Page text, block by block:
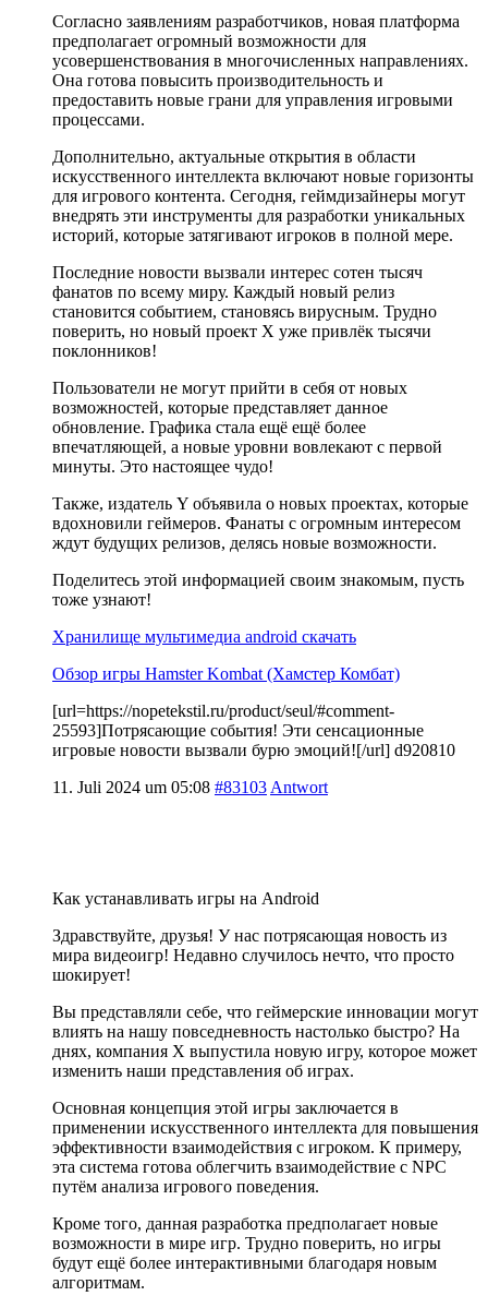
Согласно заявлениям разработчиков, новая платформа
предполагает огромный возможности для
усовершенствования в многочисленных направлениях.
Она готова повысить производительность и
предоставить новые грани для управления игровыми
процессами.
Дополнительно, актуальные открытия в области
искусственного интеллекта включают новые горизонты
для игрового контента. Сегодня, геймдизайнеры могут
внедрять эти инструменты для разработки уникальных
историй, которые затягивают игроков в полной мере.
Последние новости вызвали интерес сотен тысяч
фанатов по всему миру. Каждый новый релиз
становится событием, становясь вирусным. Трудно
поверить, но новый проект X уже привлёк тысячи
поклонников!
Пользователи не могут прийти в себя от новых
возможностей, которые представляет данное
обновление. Графика стала ещё ещё более
впечатляющей, а новые уровни вовлекают с первой
минуты. Это настоящее чудо!
Также, издатель Y объявила о новых проектах, которые
вдохновили геймеров. Фанаты с огромным интересом
ждут будущих релизов, делясь новые возможности.
Поделитесь этой информацией своим знакомым, пусть
тоже узнают!
Хранилище мультимедиа android скачать
Обзор игры Hamster Kombat (Хамстер Комбат)
[url=https://nopetekstil.ru/product/seul/#comment-
25593]Потрясающие события! Эти сенсационные
игровые новости вызвали бурю эмоций![/url] d920810
11. Juli 2024 um 05:08 #83103 Antwort
Как устанавливать игры на Android
Здравствуйте, друзья! У нас потрясающая новость из
мира видеоигр! Недавно случилось нечто, что просто
шокирует!
Вы представляли себе, что геймерские инновации могут
влиять на нашу повседневность настолько быстро? На
днях, компания X выпустила новую игру, которое может
изменить наши представления об играх.
Основная концепция этой игры заключается в
применении искусственного интеллекта для повышения
эффективности взаимодействия с игроком. К примеру,
эта система готова облегчить взаимодействие с NPC
путём анализа игрового поведения.
Кроме того, данная разработка предполагает новые
возможности в мире игр. Трудно поверить, но игры
будут ещё более интерактивными благодаря новым
алгоритмам.